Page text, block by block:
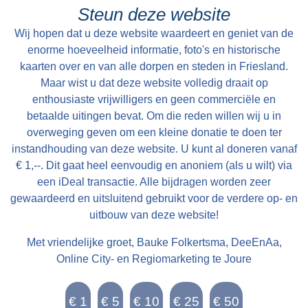
en kan alsdan vry van Huuringe door den Koper
worden aangevaard.
heer Grietman Vegelin van Claerbergen`. De
kerk heeft zes gebrandschilderde ramen,
gemaakt door Ype Staak, een 18e eeuwse
glazenier uit Sneek. Dat deze ramen in goede
staat bewaard zijn gebleven, zegt vermoedelijk
iets over de moeilijke bereikbaarheid van
Goingarijp in de 18e eeuw. Aan de westzijde
staat de markante klokkenstoel. Daarin hangt de
Salvatorklok die in 1527 is gegoten door
Gerhardus van Wou uit Kampen, een van de
bekendste klokkengieters uit de late
middeleeuwen. Met een gewicht van 1135 kg is
het de zwaarste klok in een klokkenstoel in
Friesland. Het luiden van de klok was van
belang voor de arbeiders als sein om op te
staan en naar het land te gaan of om te gaan
Steun deze website
Wij hopen dat u deze website waardeert en geniet van de
enorme hoeveelheid informatie, foto's en historische
kaarten over en van alle dorpen en steden in Friesland.
Maar wist u dat deze website volledig draait op
enthousiaste vrijwilligers en geen commerciële en
betaalde uitingen bevat. Om die reden willen wij u in
overweging geven om een kleine donatie te doen ter
instandhouding van deze website. U kunt al doneren vanaf
€ 1,--. Dit gaat heel eenvoudig en anoniem (als u wilt) via
een iDeal transactie. Alle bijdragen worden zeer
gewaardeerd en uitsluitend gebruikt voor de verdere op- en
uitbouw van deze website!
Met vriendelijke groet, Bauke Folkertsma, DeeEnAa,
Online City- en Regiomarketing te Joure